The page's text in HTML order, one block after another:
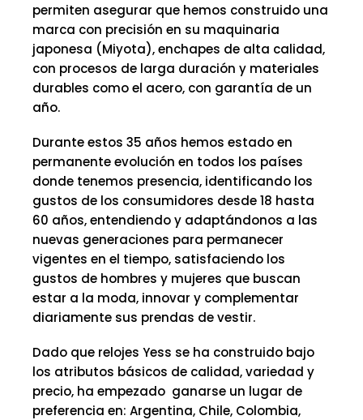
permiten asegurar que hemos construido una
marca con precisión en su maquinaria
japonesa (Miyota), enchapes de alta calidad,
con procesos de larga duración y materiales
durables como el acero, con garantía de un
año.
Durante estos 35 años hemos estado en
permanente evolución en todos los países
donde tenemos presencia, identificando los
gustos de los consumidores desde 18 hasta
60 años, entendiendo y adaptándonos a las
nuevas generaciones para permanecer
vigentes en el tiempo, satisfaciendo los
gustos de hombres y mujeres que buscan
estar a la moda, innovar y complementar
diariamente sus prendas de vestir.
Dado que relojes Yess se ha construido bajo
los atributos básicos de calidad, variedad y
precio, ha empezado ganarse un lugar de
preferencia en: Argentina, Chile, Colombia,